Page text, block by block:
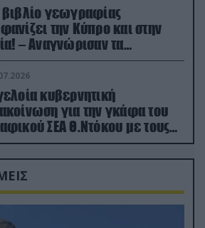
γεωγραφίας
την Κύπρο και στην
– Αναγνώρισαν τα
(φωτο)
κυβερνητική
για την γκάφα του
ΣΕΑ Θ.Ντόκου με τους
φαρσέρ